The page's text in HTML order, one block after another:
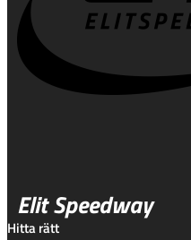
Elit Speedway
Hitta rätt